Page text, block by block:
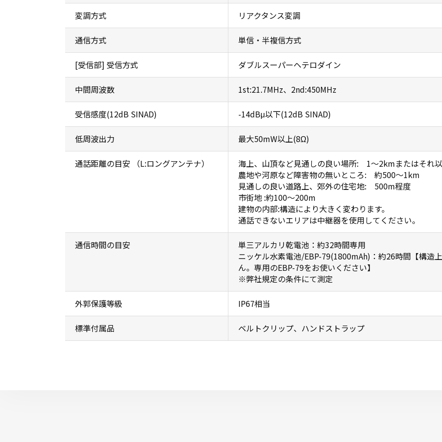
変調方式 リアクタンス変調
通信方式 単信・半複信方式
[受信部] 受信方式 ダブルスーパーヘテロダイン
中間周波数 1st:21.7MHz、2nd:450MHz
受信感度(12dB SINAD) -14dBμ以下(12dB SINAD)
低周波出力 最大50mW以上(8Ω)
通話距離の目安 （L:ロングアンテナ）
海上、山頂など見通しの良い場所: 1～2kmまたはそれ
農地や河原など障害物の無いところ: 約500～1km
見通しの良い道路上、郊外の住宅地: 500m程度
市街地 :約100～200m
建物の内部:構造により大きく変わります。
通話できないエリアは中継器を使用してください。
通信時間の目安
単三アルカリ乾電池：約32時間専用
ニッケル水素電池/EBP-79(1800mAh)：約26時間【構造
ん。専用のEBP-79をお使いください】
※弊社規定の条件にて測定
外郭保護等級 IP67相当
標準付属品 ベルトクリップ、ハンドストラップ